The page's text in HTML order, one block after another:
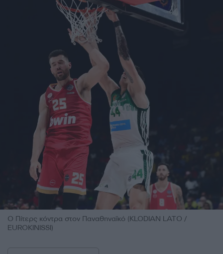
Ο Πίτερς κόντρα στον Παναθηναϊκό (KLODIAN LATO /
EUROKINISSI)